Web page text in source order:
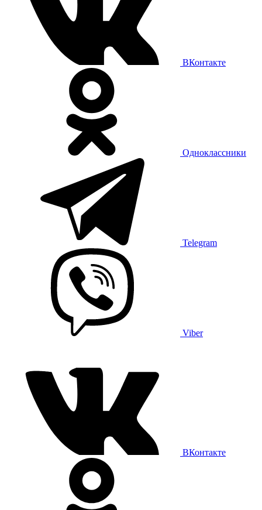
ВКонтакте
Одноклассники
Telegram
Viber
ВКонтакте